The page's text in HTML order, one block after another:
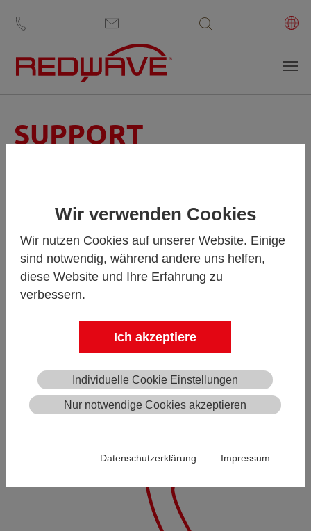
Wir verwenden Cookies
Wir nutzen Cookies auf unserer Website. Einige
sind notwendig, während andere uns helfen,
diese Website und Ihre Erfahrung zu
verbessern.
Ich akzeptiere
Individuelle Cookie Einstellungen
Nur notwendige Cookies akzeptieren
Datenschutzerklärung Impressum
Volltextsuche
SUPPORT
Unser globales Expertenteam steht Ihnen rund um die Uhr
zur Verfügung und sichert so Ihre Anlagen- und
Maschinenverfügbarkeit.
HOTLINE